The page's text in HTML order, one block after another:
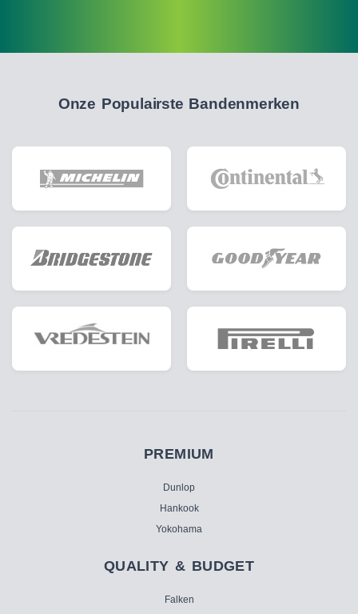
Onze Populairste Bandenmerken
PREMIUM
Dunlop
Hankook
Yokohama
QUALITY & BUDGET
Falken